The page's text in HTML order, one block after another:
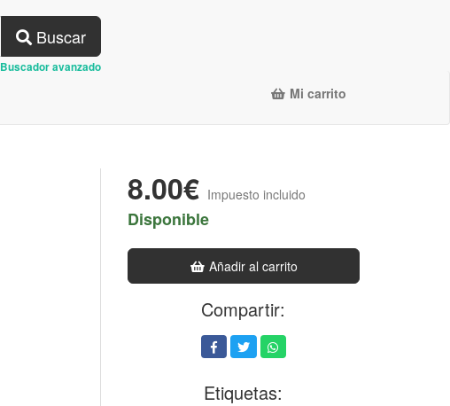
Buscar
Buscador avanzado
Mi carrito
8.00€ Impuesto incluido
Disponible
Añadir al carrito
Compartir:
Etiquetas: